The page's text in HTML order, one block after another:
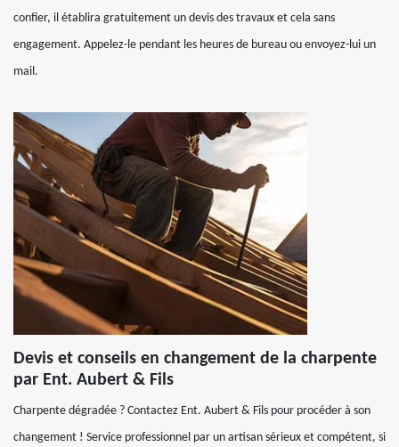
confier, il établira gratuitement un devis des travaux et cela sans
engagement. Appelez-le pendant les heures de bureau ou envoyez-lui un
mail.
Devis et conseils en changement de la charpente
par Ent. Aubert & Fils
Charpente dégradée ? Contactez Ent. Aubert & Fils pour procéder à son
changement ! Service professionnel par un artisan sérieux et compétent, si